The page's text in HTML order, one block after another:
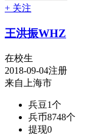
+ 关注
王洪振WHZ
在校生
2018-09-04注册
来自上海市
兵豆1个
兵币8748个
提现0